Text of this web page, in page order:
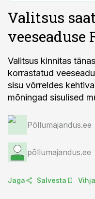
Valitsus
Valitsus kinnitas
korrastatud
sisu võrreldes
mõningad sisulised
Põllumajandus.ee
põllumajandus.ee
Jaga Salvesta Vihja